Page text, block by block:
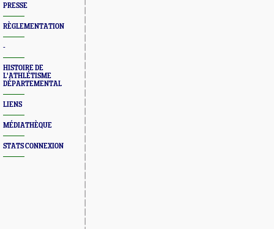
PRESSE
RÈGLEMENTATION
-
HISTOIRE DE
L'ATHLÉTISME
DÉPARTEMENTAL
LIENS
MÉDIATHÈQUE
STATS CONNEXION